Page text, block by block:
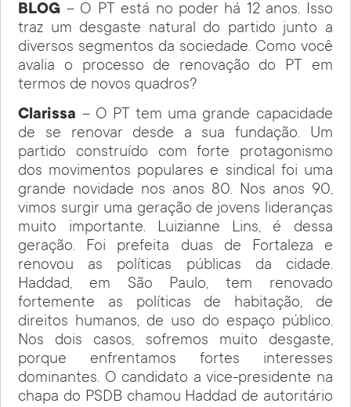
BLOG – O PT está no poder há 12 anos. Isso
traz um desgaste natural do partido junto a
diversos segmentos da sociedade. Como você
avalia o processo de renovação do PT em
termos de novos quadros?
Clarissa – O PT tem uma grande capacidade
de se renovar desde a sua fundação. Um
partido construído com forte protagonismo
dos movimentos populares e sindical foi uma
grande novidade nos anos 80. Nos anos 90,
vimos surgir uma geração de jovens lideranças
muito importante. Luizianne Lins, é dessa
geração. Foi prefeita duas de Fortaleza e
renovou as políticas públicas da cidade.
Haddad, em São Paulo, tem renovado
fortemente as políticas de habitação, de
direitos humanos, de uso do espaço público.
Nos dois casos, sofremos muito desgaste,
porque enfrentamos fortes interesses
dominantes. O candidato a vice-presidente na
chapa do PSDB chamou Haddad de autoritário